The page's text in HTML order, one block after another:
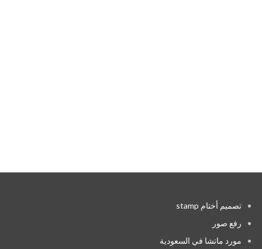
تصميم أختام stamp
رفع صور
مورد ماتشا في السعودية